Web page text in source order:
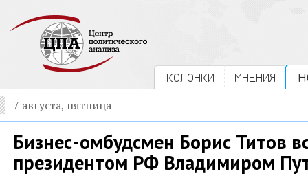
КОЛОНКИ МНЕНИЯ
7 августа, пятница
Бизнес-омбудсмен Борис Титов
президентом РФ Владимиром